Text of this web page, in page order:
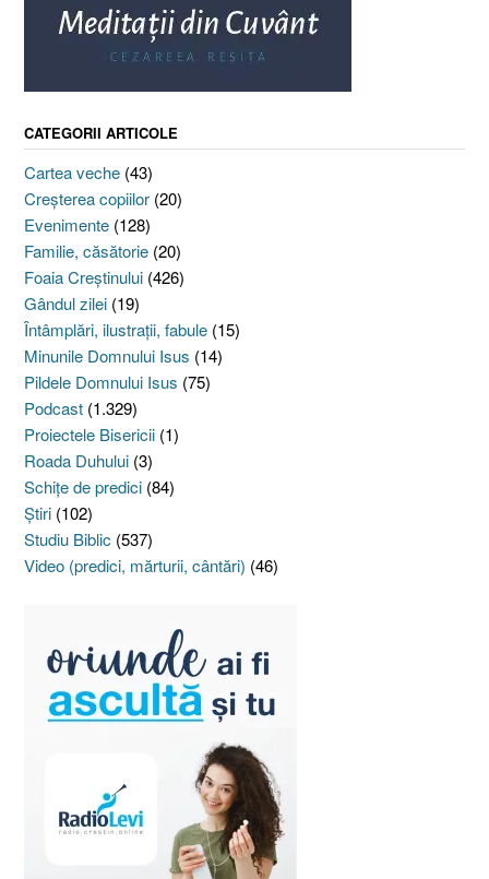
CATEGORII ARTICOLE
Cartea veche (43)
Creşterea copiilor (20)
Evenimente (128)
Familie, căsătorie (20)
Foaia Creştinului (426)
Gândul zilei (19)
Întâmplări, ilustraţii, fabule (15)
Minunile Domnului Isus (14)
Pildele Domnului Isus (75)
Podcast (1.329)
Proiectele Bisericii (1)
Roada Duhului (3)
Schiţe de predici (84)
Ştiri (102)
Studiu Biblic (537)
Video (predici, mărturii, cântări) (46)